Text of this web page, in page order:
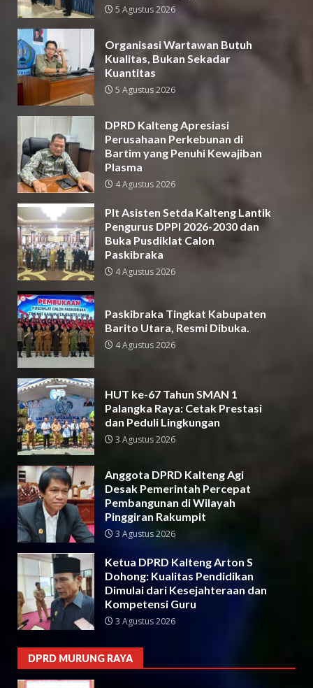
5 Agustus 2026
Organisasi Wartawan Butuh
Kualitas, Bukan Sekadar
Kuantitas
5 Agustus 2026
DPRD Kalteng Apresiasi
Perusahaan Perkebunan di
Bartim yang Penuhi Kewajiban
Plasma
4 Agustus 2026
Plt Asisten Setda Kalteng Lantik
Pengurus DPPI 2026-2030 dan
Buka Pusdiklat Calon
Paskibraka
4 Agustus 2026
Paskibraka Tingkat Kabupaten
Barito Utara, Resmi Dibuka.
4 Agustus 2026
HUT ke-67 Tahun SMAN 1
Palangka Raya: Cetak Prestasi
dan Peduli Lingkungan
3 Agustus 2026
Anggota DPRD Kalteng Agi
Desak Pemerintah Percepat
Pembangunan di Wilayah
Pinggiran Rakumpit
3 Agustus 2026
Ketua DPRD Kalteng Arton S
Dohong: Kualitas Pendidikan
Dimulai dari Kesejahteraan dan
Kompetensi Guru
3 Agustus 2026
DPRD MURUNG RAYA